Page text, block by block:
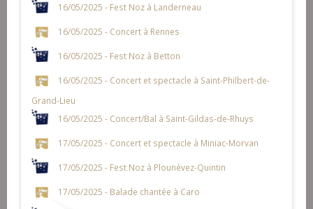
16/05/2025 - Fest Noz à Landerneau
16/05/2025 - Concert à Rennes
16/05/2025 - Fest Noz à Betton
16/05/2025 - Concert et spectacle à Saint-Philbert-de-
Grand-Lieu
16/05/2025 - Concert/Bal à Saint-Gildas-de-Rhuys
17/05/2025 - Concert et spectacle à Miniac-Morvan
17/05/2025 - Fest Noz à Plounévez-Quintin
17/05/2025 - Balade chantée à Caro